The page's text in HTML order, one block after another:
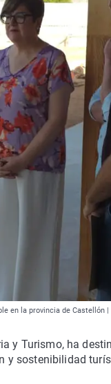
en la provincia de Castellón
y Turismo, ha
y sostenibilidad